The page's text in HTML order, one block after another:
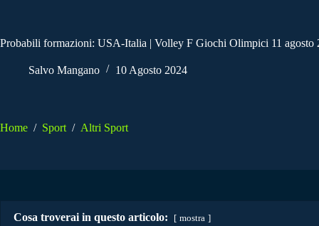
Probabili formazioni: USA-Italia | Volley F Giochi Olimpici 11 agosto
Salvo Mangano 10 Agosto 2024
Home / Sport / Altri Sport
Cosa troverai in questo articolo: mostra